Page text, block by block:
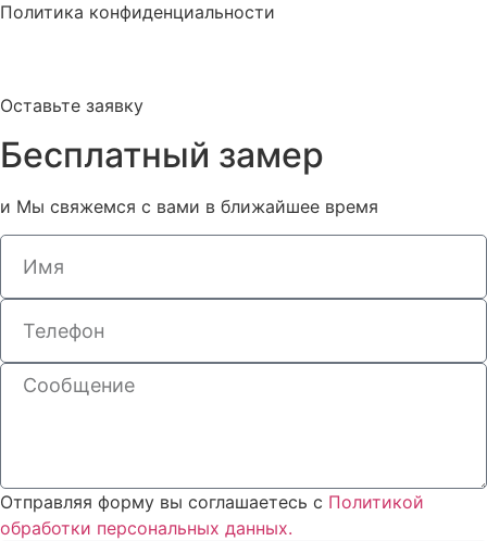
Политика конфиденциальности
Оставьте заявку
Бесплатный замер
и Мы свяжемся с вами в ближайшее время
Отправляя форму вы соглашаетесь с Политикой
обработки персональных данных.